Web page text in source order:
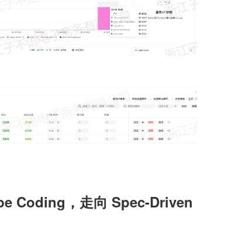
Coding，走向 Spec-Driven